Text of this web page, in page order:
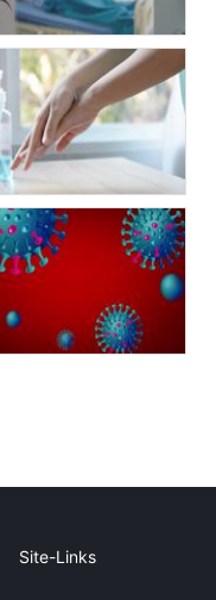
Site-Links